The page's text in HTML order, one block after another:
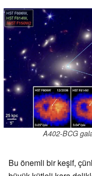
A402-BCG
Bu önemli bir keşif,